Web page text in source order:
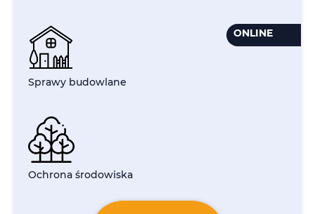
ONLINE
Sprawy budowlane
Ochrona środowiska